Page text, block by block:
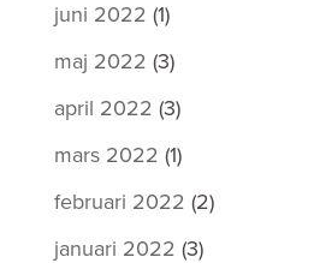
juni 2022 (1)
maj 2022 (3)
april 2022 (3)
mars 2022 (1)
februari 2022 (2)
januari 2022 (3)